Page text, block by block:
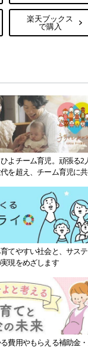
楽天ブックス
で購入
よチーム育児。頑張る2
を超え、チーム育児に
てやすい社会と、サス
現をめざします
費用やもらえる補助金